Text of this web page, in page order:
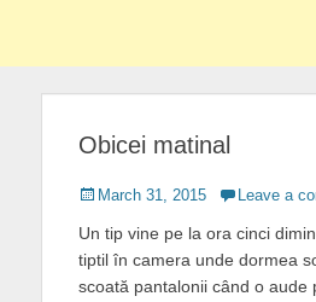
Obicei matinal
Posted
March 31, 2015 Leave a
Un tip vine pe la ora cinci
tiptil în camera unde dormea
scoată pantalonii când o aude